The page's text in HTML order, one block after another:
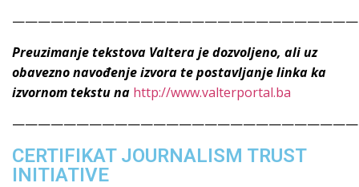
Preuzimanje tekstova Valtera je dozvoljeno, ali uz
obavezno navođenje izvora te postavljanje linka ka
izvornom tekstu na http://www.valterportal.ba
CERTIFIKAT JOURNALISM TRUST
INITIATIVE